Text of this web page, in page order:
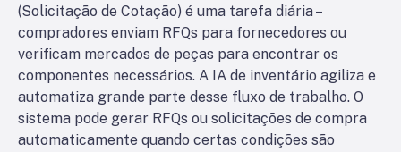
(Solicitação de Cotação) é uma tarefa diária –
compradores enviam RFQs para fornecedores ou
verificam mercados de peças para encontrar os
componentes necessários. A IA de inventário agiliza e
automatiza grande parte desse fluxo de trabalho. O
sistema pode gerar RFQs ou solicitações de compra
automaticamente quando certas condições são